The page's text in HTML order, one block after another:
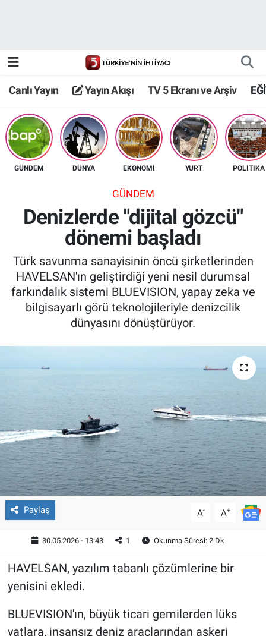
Canlı Yayın Yayın Akışı TV 5 Ekranı ve Arşiv
GÜNDEM DÜNYA EKONOMİ YURT POLİTİKA
GÜNDEM
Denizlerde "dijital gözcü"
dönemi başladı
Türk savunma sanayisinin öncü şirketlerinden
HAVELSAN'ın geliştirdiği yeni nesil durumsal
farkındalık sistemi BLUEVISION, yapay zeka ve
bilgisayarlı görü teknolojileriyle denizcilik
dünyasını dönüştürüyor.
Paylaş A- A+
30.05.2026 - 13:43 1 Okunma Süresi: 2 Dk
HAVELSAN, yazılım tabanlı çözümlerine bir
yenisini ekledi.
BLUEVISION'ın, büyük ticari gemilerden lüks
yatlara, insansız deniz araçlarından askeri
TV 5 Ekranı ve Arşiv